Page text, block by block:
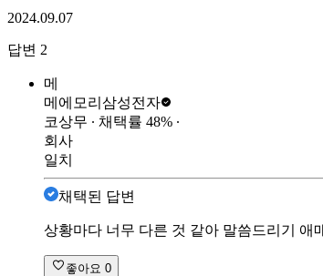
2024.09.07
답변 2
메
메에모리 삼성전자
코상무 ∙ 채택률 48% ∙
회사
일치
채택된 답변
상황마다 너무 다른 것 같아 말씀드리기 애
좋아요 0